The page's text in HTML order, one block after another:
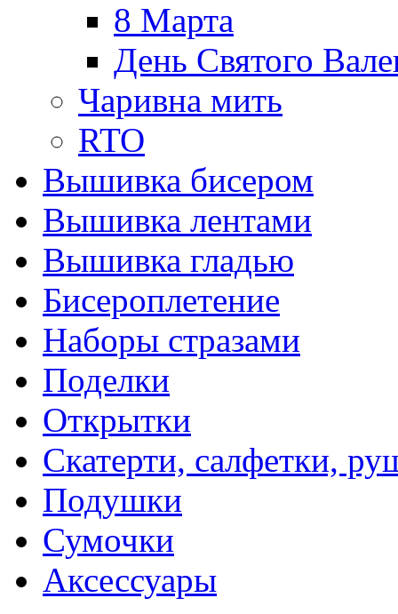
8 Марта
День Святого
Чаривна мить
RTO
Вышивка бисером
Вышивка лентами
Вышивка гладью
Бисероплетение
Наборы стразами
Поделки
Открытки
Скатерти, салфетки,
Подушки
Сумочки
Аксессуары